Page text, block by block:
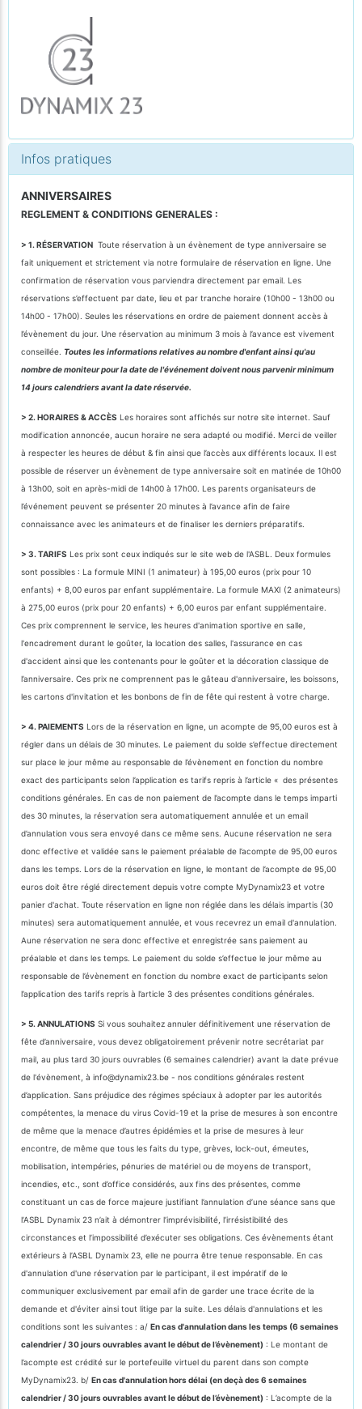
Infos pratiques
ANNIVERSAIRES
REGLEMENT & CONDITIONS GENERALES :
> 1. RÉSERVATION Toute réservation à un évènement de type anniversaire se
fait uniquement et strictement via notre formulaire de réservation en ligne. Une
confirmation de réservation vous parviendra directement par email. Les
réservations s’effectuent par date, lieu et par tranche horaire (10h00 - 13h00 ou
14h00 - 17h00). Seules les réservations en ordre de paiement donnent accès à
l’évènement du jour. Une réservation au minimum 3 mois à l’avance est vivement
conseillée. Toutes les informations relatives au nombre d'enfant ainsi qu'au
nombre de moniteur pour la date de l'événement doivent nous parvenir minimum
14 jours calendriers avant la date réservée.
> 2. HORAIRES & ACCÈS Les horaires sont affichés sur notre site internet. Sauf
modification annoncée, aucun horaire ne sera adapté ou modifié. Merci de veiller
à respecter les heures de début & fin ainsi que l’accès aux différents locaux. Il est
possible de réserver un évènement de type anniversaire soit en matinée de 10h00
à 13h00, soit en après-midi de 14h00 à 17h00. Les parents organisateurs de
l’événement peuvent se présenter 20 minutes à l’avance afin de faire
connaissance avec les animateurs et de finaliser les derniers préparatifs.
> 3. TARIFS Les prix sont ceux indiqués sur le site web de l'ASBL. Deux formules
sont possibles : La formule MINI (1 animateur) à 195,00 euros (prix pour 10
enfants) + 8,00 euros par enfant supplémentaire. La formule MAXI (2 animateurs)
à 275,00 euros (prix pour 20 enfants) + 6,00 euros par enfant supplémentaire.
Ces prix comprennent le service, les heures d'animation sportive en salle,
l'encadrement durant le goûter, la location des salles, l'assurance en cas
d'accident ainsi que les contenants pour le goûter et la décoration classique de
l’anniversaire. Ces prix ne comprennent pas le gâteau d'anniversaire, les boissons,
les cartons d'invitation et les bonbons de fin de fête qui restent à votre charge.
> 4. PAIEMENTS Lors de la réservation en ligne, un acompte de 95,00 euros est à
régler dans un délais de 30 minutes. Le paiement du solde s’effectue directement
sur place le jour même au responsable de l’évènement en fonction du nombre
exact des participants selon l’application es tarifs repris à l’article « des présentes
conditions générales. En cas de non paiement de l’acompte dans le temps imparti
des 30 minutes, la réservation sera automatiquement annulée et un email
d’annulation vous sera envoyé dans ce même sens. Aucune réservation ne sera
donc effective et validée sans le paiement préalable de l’acompte de 95,00 euros
dans les temps. Lors de la réservation en ligne, le montant de l’acompte de 95,00
euros doit être réglé directement depuis votre compte MyDynamix23 et votre
panier d'achat. Toute réservation en ligne non réglée dans les délais impartis (30
minutes) sera automatiquement annulée, et vous recevrez un email d'annulation.
Aune réservation ne sera donc effective et enregistrée sans paiement au
préalable et dans les temps. Le paiement du solde s’effectue le jour même au
responsable de l’évènement en fonction du nombre exact de participants selon
l’application des tarifs repris à l’article 3 des présentes conditions générales.
> 5. ANNULATIONS Si vous souhaitez annuler définitivement une réservation de
fête d’anniversaire, vous devez obligatoirement prévenir notre secrétariat par
mail, au plus tard 30 jours ouvrables (6 semaines calendrier) avant la date prévue
de l'évènement, à info@dynamix23.be - nos conditions générales restent
d’application. Sans préjudice des régimes spéciaux à adopter par les autorités
compétentes, la menace du virus Covid-19 et la prise de mesures à son encontre
de même que la menace d’autres épidémies et la prise de mesures à leur
encontre, de même que tous les faits du type, grèves, lock-out, émeutes,
mobilisation, intempéries, pénuries de matériel ou de moyens de transport,
incendies, etc., sont d’office considérés, aux fins des présentes, comme
constituant un cas de force majeure justifiant l’annulation d’une séance sans que
l’ASBL Dynamix 23 n’ait à démontrer l’imprévisibilité, l’irrésistibilité des
circonstances et l’impossibilité d’exécuter ses obligations. Ces évènements étant
extérieurs à l’ASBL Dynamix 23, elle ne pourra être tenue responsable. En cas
d'annulation d'une réservation par le participant, il est impératif de le
communiquer exclusivement par email afin de garder une trace écrite de la
demande et d'éviter ainsi tout litige par la suite. Les délais d'annulations et les
conditions sont les suivantes : a/ En cas d'annulation dans les temps (6 semaines
calendrier / 30 jours ouvrables avant le début de l’évènement) : Le montant de
l’acompte est crédité sur le portefeuille virtuel du parent dans son compte
MyDynamix23. b/ En cas d'annulation hors délai (en deçà des 6 semaines
calendrier / 30 jours ouvrables avant le début de l’évènement) : L’acompte de la